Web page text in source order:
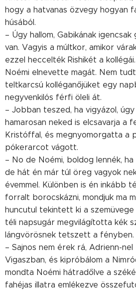
hogy a hatvanas özvegy hogyan
húsából.
– Úgy hallom, Gabikának
van. Vagyis a múltkor, amikor
ezzel heccelték Rishikét a kollégái.
Noémi elnevette magát. Nem
teltkarcsú kolléganőjüket egy
negyvenkilós férfi öleli át.
– Jobban teszed, ha vigyázol,
hamarosan neked is elcsavarja a
Kristóffal, és megnyomorgatta a
pókerarcot vágott.
– No de Noémi, boldog lennék, ha
de hát én már túl öreg vagyok
évemmel. Különben is én inkább
forralt borocskázni, mondjuk ma
huncutul tekintett ki a szemüvege
téli napsugár megvilágította kék
lángvörösnek tetszett a fényben.
– Sajnos nem érek rá, Adrienn-
Vigaszban, és kipróbálom a
mondta Noémi hátradőlve a
fahéjas illatra emlékezve